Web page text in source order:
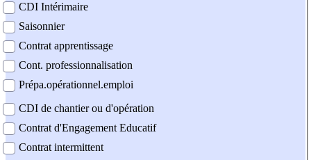
CDI Intérimaire
Saisonnier
Contrat apprentissage
Cont. professionnalisation
Prépa.opérationnel.emploi
CDI de chantier ou d'opération
Contrat d'Engagement Educatif
Contrat intermittent